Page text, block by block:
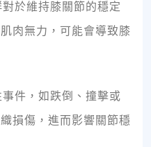
於維持膝關節的穩定
肉無力，可能會導致膝
件，如跌倒、撞擊或
損傷，進而影響關節穩